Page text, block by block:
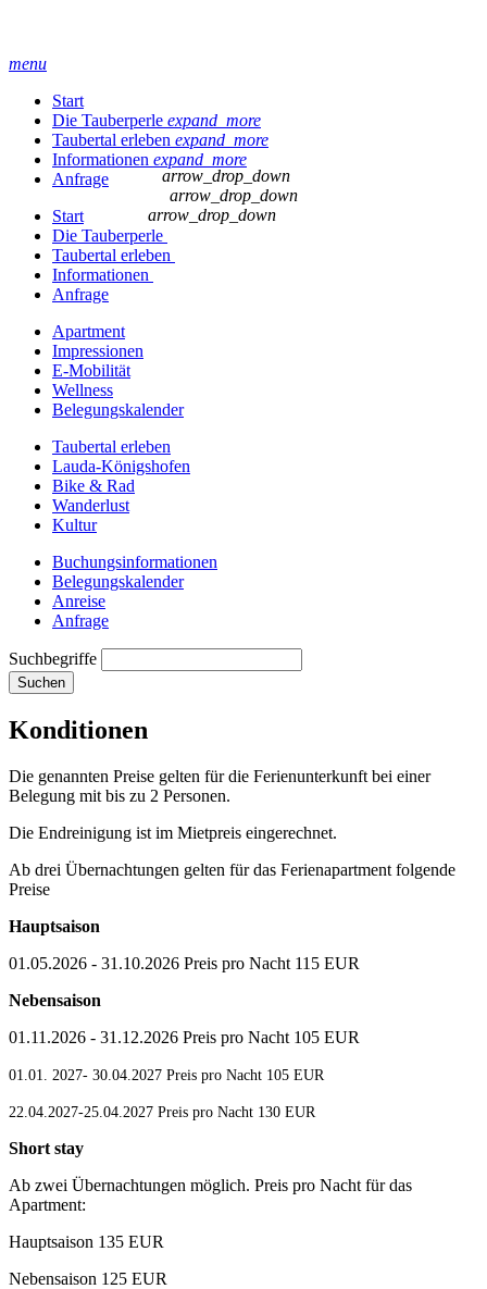
menu
Start
Die Tauberperle expand_more
Taubertal erleben expand_more
Informationen expand_more
Anfrage
Start
Die Tauberperle
arrow_drop_down
Taubertal erleben
arrow_drop_down
Informationen
arrow_drop_down
Anfrage
Apartment
Impressionen
E-Mobilität
Wellness
Belegungskalender
Taubertal erleben
Lauda-Königshofen
Bike & Rad
Wanderlust
Kultur
Buchungsinformationen
Belegungskalender
Anreise
Anfrage
Suchbegriffe
Suchen
Konditionen
Die genannten Preise gelten für die Ferienunterkunft bei einer
Belegung mit bis zu 2 Personen.
Die Endreinigung ist im Mietpreis eingerechnet.
Ab drei Übernachtungen gelten für das Ferienapartment folgende
Preise
Hauptsaison
01.05.2026 - 31.10.2026 Preis pro Nacht 115 EUR
Nebensaison
01.11.2026 - 31.12.2026 Preis pro Nacht 105 EUR
01.01. 2027- 30.04.2027 Preis pro Nacht 105 EUR
22.04.2027-25.04.2027 Preis pro Nacht 130 EUR
Short stay
Ab zwei Übernachtungen möglich. Preis pro Nacht für das
Apartment:
Hauptsaison 135 EUR
Nebensaison 125 EUR